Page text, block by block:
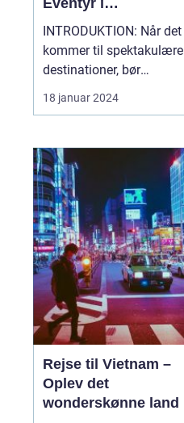
Eventyr i
Sydøstasien
INTRODUKTION: Når det
kommer til spektakulære
destinationer, bør
Thailand øverst på
listen. Dette
på en blanding af
maleriske strande,
historiske templer, en rig
kultur, enestående
madoplevelser og
utrolige naturoplevelser.
U...
18 januar 2024
Rejse til Vietnam –
Oplev det
wonderskønne land